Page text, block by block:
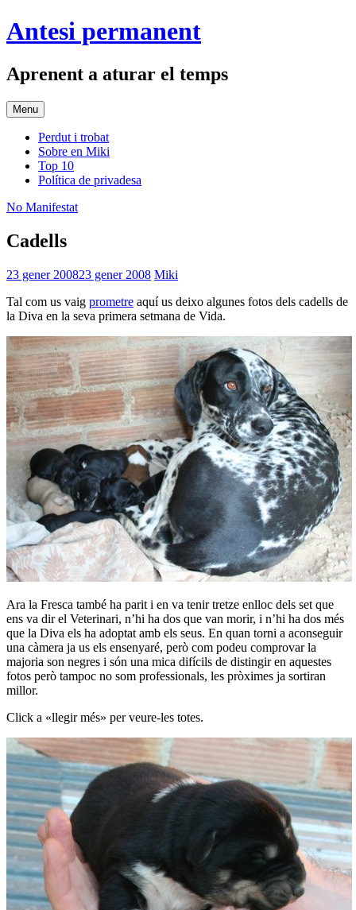
Skip
to
Antesi permanent
Aprenent a aturar el temps
Menu
Perdut i trobat
Sobre en Miki
Top 10
Política de privadesa
No Manifestat
Cadells
23 gener 200823 gener 2008 Miki
Tal com us vaig prometre aquí us deixo algunes fotos dels cadells de
la Diva en la seva primera setmana de Vida.
Ara la Fresca també ha parit i en va tenir tretze enlloc dels set que
ens va dir el Veterinari, n’hi ha dos que van morir, i n’hi ha dos més
que la Diva els ha adoptat amb els seus. En quan torni a aconseguir
una càmera ja us els ensenyaré, però com podeu comprovar la
majoria son negres i són una mica difícils de distingir en aquestes
fotos però tampoc no som professionals, les pròximes ja sortiran
millor.
Click a «llegir més» per veure-les totes.